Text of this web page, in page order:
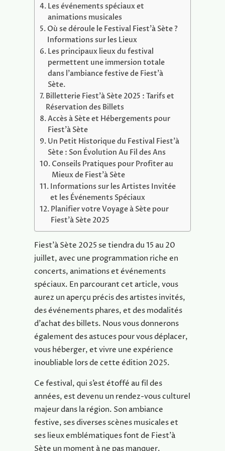
Les événements spéciaux et
animations musicales
Où se déroule le Festival Fiest’à Sète ?
Informations sur les Lieux
Les principaux lieux du festival
permettent une immersion totale
dans l’ambiance festive de Fiest’à
Sète.
Billetterie Fiest’à Sète 2025 : Tarifs et
Réservation des Billets
Accès à Sète et Hébergements pour
Fiest’à Sète
Un Petit Historique du Festival Fiest’à
Sète : Son Évolution Au Fil des Ans
Conseils Pratiques pour Profiter au
Mieux de Fiest’à Sète
Informations sur les Artistes Invitée
et les Événements Spéciaux
Planifier votre Voyage à Sète pour
Fiest’à Sète 2025
Fiest’à Sète 2025 se tiendra du 15 au 20
juillet, avec une programmation riche en
concerts, animations et événements
spéciaux. En parcourant cet article, vous
aurez un aperçu précis des artistes invités,
des événements phares, et des modalités
d’achat des billets. Nous vous donnerons
également des astuces pour vous déplacer,
vous héberger, et vivre une expérience
inoubliable lors de cette édition 2025.
Ce festival, qui s’est étoffé au fil des
années, est devenu un rendez-vous culturel
majeur dans la région. Son ambiance
festive, ses diverses scènes musicales et
ses lieux emblématiques font de Fiest’à
Sète un moment à ne pas manquer.